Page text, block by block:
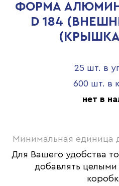
ФОРМА
D 184
(КРЫШКА
25 шт. в
600 шт. в
нет в
Минимальная единица
Для Вашего удобства
добавлять